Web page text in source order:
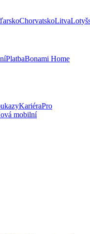
ChorvatskoLitva
PlatbaBonami Home
KariéraPro
mobilní